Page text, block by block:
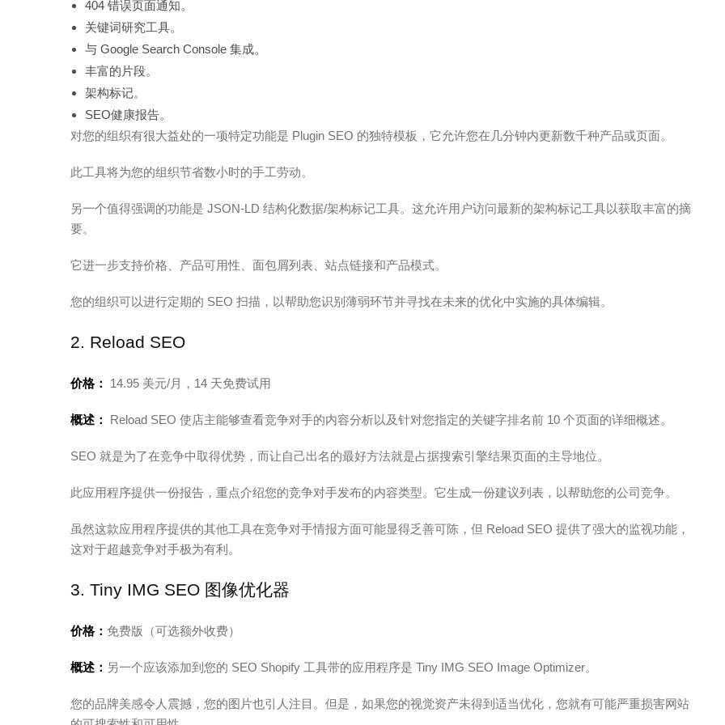
404 错误页面通知。
关键词研究工具。
与 Google Search Console 集成。
丰富的片段。
架构标记。
SEO健康报告。
对您的组织有很大益处的一项特定功能是 Plugin SEO 的独特模板，它允许您在几分钟内更新数千种产品或页面。
此工具将为您的组织节省数小时的手工劳动。
另一个值得强调的功能是 JSON-LD 结构化数据/架构标记工具。这允许用户访问最新的架构标记工具以获取丰富的摘
要。
它进一步支持价格、产品可用性、面包屑列表、站点链接和产品模式。
您的组织可以进行定期的 SEO 扫描，以帮助您识别薄弱环节并寻找在未来的优化中实施的具体编辑。
2. Reload SEO
价格： 14.95 美元/月，14 天免费试用
概述： Reload SEO 使店主能够查看竞争对手的内容分析以及针对您指定的关键字排名前 10 个页面的详细概述。
SEO 就是为了在竞争中取得优势，而让自己出名的最好方法就是占据搜索引擎结果页面的主导地位。
此应用程序提供一份报告，重点介绍您的竞争对手发布的内容类型。它生成一份建议列表，以帮助您的公司竞争。
虽然这款应用程序提供的其他工具在竞争对手情报方面可能显得乏善可陈，但 Reload SEO 提供了强大的监视功能，
这对于超越竞争对手极为有利。
3. Tiny IMG SEO 图像优化器
价格： 免费版（可选额外收费）
概述： 另一个应该添加到您的 SEO Shopify 工具带的应用程序是 Tiny IMG SEO Image Optimizer。
您的品牌美感令人震撼，您的图片也引人注目。但是，如果您的视觉资产未得到适当优化，您就有可能严重损害网站